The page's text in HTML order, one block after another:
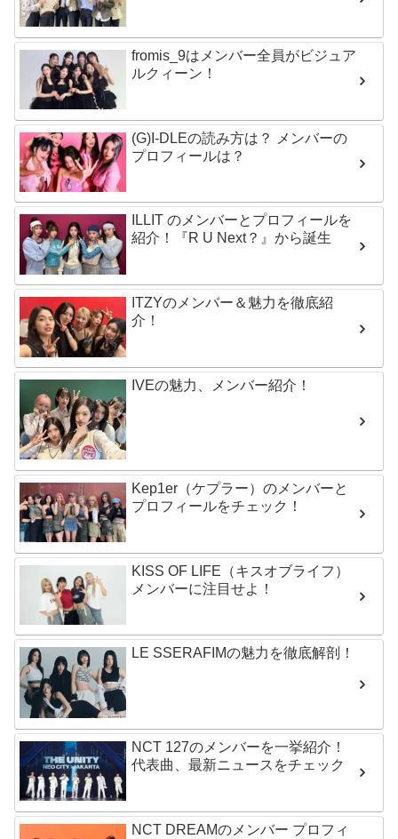
fromis_9はメンバー全員がビジュア
ルクィーン！
(G)I-DLEの読み方は？ メンバーの
プロフィールは？
ILLIT のメンバーとプロフィールを
紹介！『R U Next？』から誕生
ITZYのメンバー＆魅力を徹底紹
介！
IVEの魅力、メンバー紹介！
Kep1er（ケプラー）のメンバーと
プロフィールをチェック！
KISS OF LIFE（キスオブライフ）
メンバーに注目せよ！
LE SSERAFIMの魅力を徹底解剖！
NCT 127のメンバーを一挙紹介！
代表曲、最新ニュースをチェック
NCT DREAMのメンバー プロフィ